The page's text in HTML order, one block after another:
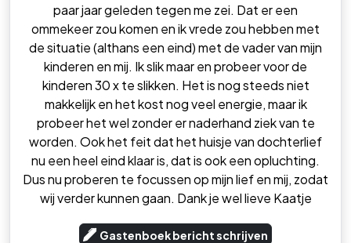
paar jaar geleden tegen me zei. Dat er een
ommekeer zou komen en ik vrede zou hebben met
de situatie (althans een eind) met de vader van mijn
kinderen en mij. Ik slik maar en probeer voor de
kinderen 30 x te slikken. Het is nog steeds niet
makkelijk en het kost nog veel energie, maar ik
probeer het wel zonder er naderhand ziek van te
worden. Ook het feit dat het huisje van dochterlief
nu een heel eind klaar is, dat is ook een opluchting.
Dus nu proberen te focussen op mijn lief en mij, zodat
wij verder kunnen gaan. Dank je wel lieve Kaatje
Gastenboek bericht schrijven